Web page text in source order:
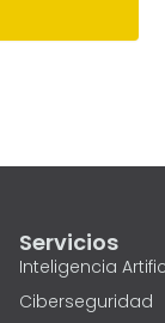
Servicios
Inteligencia
Ciberseguridad